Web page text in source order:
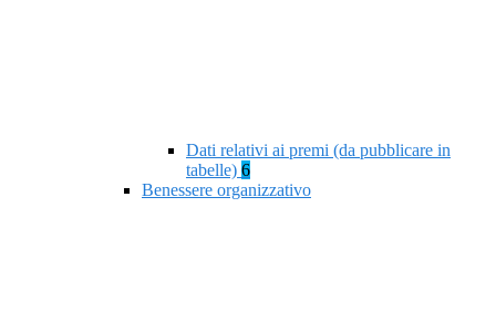
Dati relativi ai premi (da pubblicare in
tabelle) 6
Benessere organizzativo